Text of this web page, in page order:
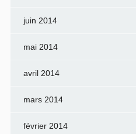
juin 2014
mai 2014
avril 2014
mars 2014
février 2014